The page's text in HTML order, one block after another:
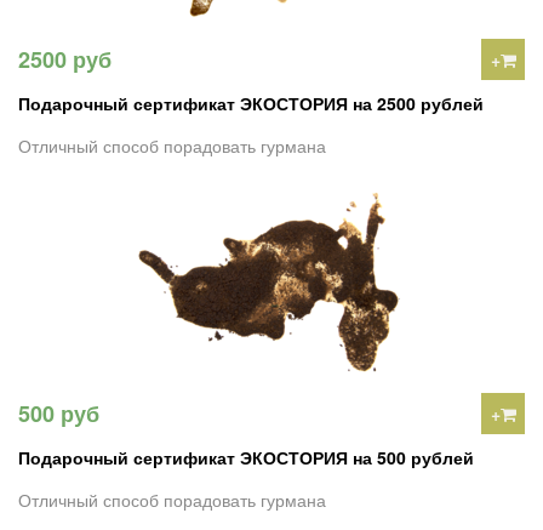
2500 руб
+
Подарочный сертификат ЭКОСТОРИЯ на 2500 рублей
Отличный способ порадовать гурмана
500 руб
+
Подарочный сертификат ЭКОСТОРИЯ на 500 рублей
Отличный способ порадовать гурмана